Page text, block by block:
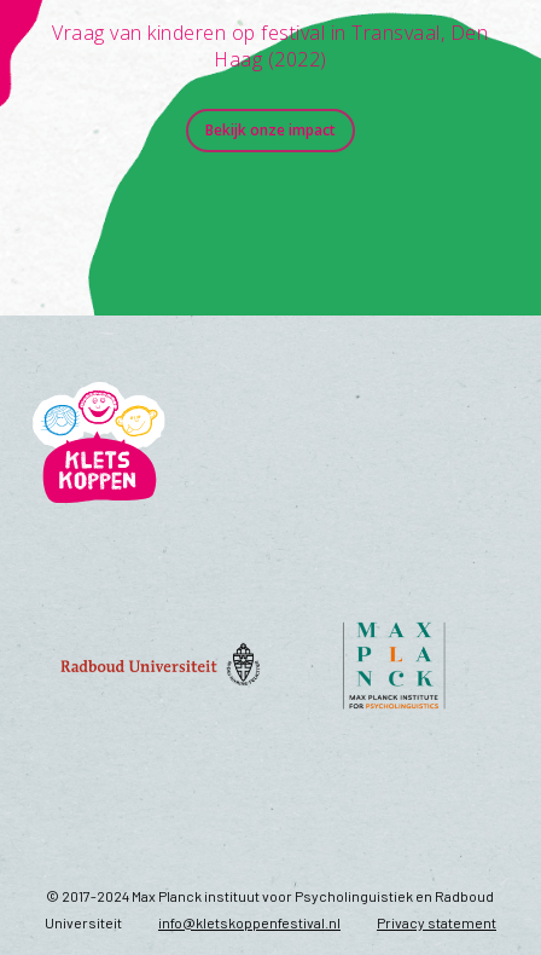
Vraag van kinderen op festival in Transvaal, Den
Haag (2022)
Bekijk onze impact
© 2017-2024 Max Planck instituut voor Psycholinguistiek en Radboud
Universiteit
info@kletskoppenfestival.nl Privacy statement